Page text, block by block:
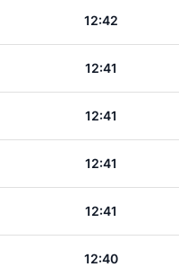
12:42
12:41
12:41
12:41
12:41
12:40